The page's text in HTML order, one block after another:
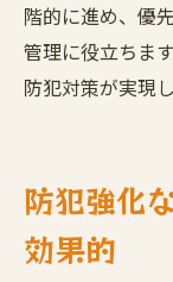
階的に進め、優
管理に役立ちま
防犯対策が実現し
防犯強化
効果的